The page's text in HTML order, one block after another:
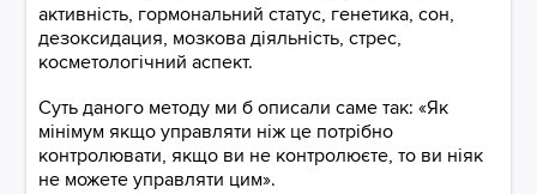
активність, гормональний статус, генетика, сон,
дезоксидация, мозкова діяльність, стрес,
косметологічний аспект.
Суть даного методу ми б описали саме так: «Як
мінімум якщо управляти ніж це потрібно
контролювати, якщо ви не контролюєте, то ви ніяк
не можете управляти цим».